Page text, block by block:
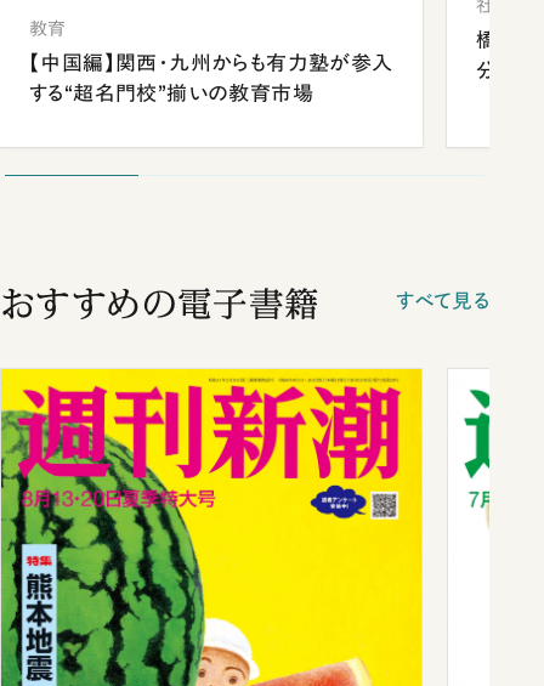
教育
【中国編】関西・九州からも有力塾が参入
する“超名門校”揃いの教育市場
社会
橋本愛
分 佐
おすすめの電子書籍 すべて見る